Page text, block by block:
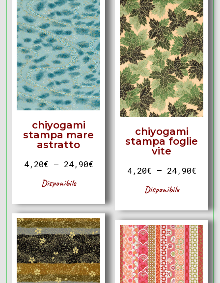
chiyogami
stampa mare
astratto
4,20€ – 24,90€
Disponibile
chiyogami
stampa foglie
vite
4,20€ – 24,90€
Disponibile